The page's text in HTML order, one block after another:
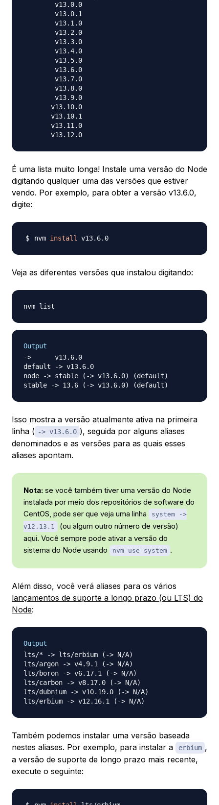
        v13.0.0
        v13.0.1
        v13.1.0
        v13.2.0
        v13.3.0
        v13.4.0
        v13.5.0
        v13.6.0
        v13.7.0
        v13.8.0
        v13.9.0
       v13.10.0
       v13.10.1
       v13.11.0
É uma lista muito longa! Instale uma versão do Node
digitando qualquer uma das versões que estiver
vendo. Por exemplo, para obter a versão v13.6.0,
digite:
nvm install
Veja as diferentes versões que instalou digitando:
Output
->      v13.6.0
default -> v13.6.0
node -> stable (-> v13.6.0) (default)
Isso mostra a versão atualmente ativa na primeira
linha ( -> v13.6.0 ), seguida por alguns aliases
denominados e as versões para as quais esses
aliases apontam.
Nota: se você também tiver uma versão do Node
instalada por meio dos repositórios de software do
CentOS, pode ser que veja uma linha
system ->
v12.13.1
(ou algum outro número de versão)
aqui. Você sempre pode ativar a versão do
sistema do Node usando
nvm use system .
Além disso, você verá aliases para os vários
lançamentos de suporte a longo prazo (ou LTS) do
Node:
Output
lts/* -> lts/erbium (-> N/A)
lts/argon -> v4.9.1 (-> N/A)
lts/boron -> v6.17.1 (-> N/A)
lts/carbon -> v8.17.0 (-> N/A)
lts/dubnium -> v10.19.0 (-> N/A)
Também podemos instalar uma versão baseada
nestes aliases. Por exemplo, para instalar a
erbium ,
a versão de suporte de longo prazo mais recente,
execute o seguinte: